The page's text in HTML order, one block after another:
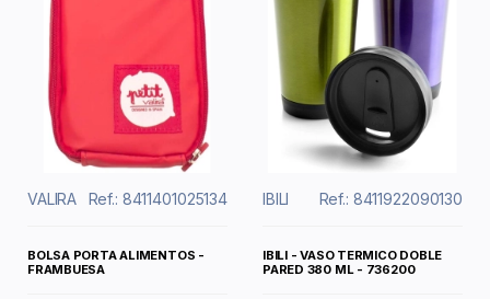
VALIRA Ref.: 8411401025134
BOLSA PORTA ALIMENTOS -
FRAMBUESA
IBILI Ref.: 8411922090130
IBILI - VASO TERMICO DOBLE
PARED 380 ML - 736200